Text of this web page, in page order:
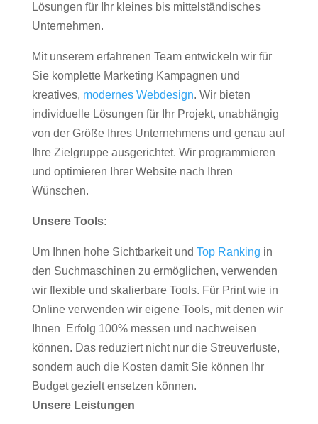
Lösungen für Ihr kleines bis mittelständisches
Unternehmen.
Mit unserem erfahrenen Team entwickeln wir für
Sie komplette Marketing Kampagnen und
kreatives, modernes Webdesign. Wir bieten
individuelle Lösungen für Ihr Projekt, unabhängig
von der Größe Ihres Unternehmens und genau auf
Ihre Zielgruppe ausgerichtet. Wir programmieren
und optimieren Ihrer Website nach Ihren
Wünschen.
Unsere Tools:
Um Ihnen hohe Sichtbarkeit und Top Ranking in
den Suchmaschinen zu ermöglichen, verwenden
wir flexible und skalierbare Tools. Für Print wie in
Online verwenden wir eigene Tools, mit denen wir
Ihnen Erfolg 100% messen und nachweisen
können. Das reduziert nicht nur die Streuverluste,
sondern auch die Kosten damit Sie können Ihr
Budget gezielt ensetzen können.
Unsere Leistungen